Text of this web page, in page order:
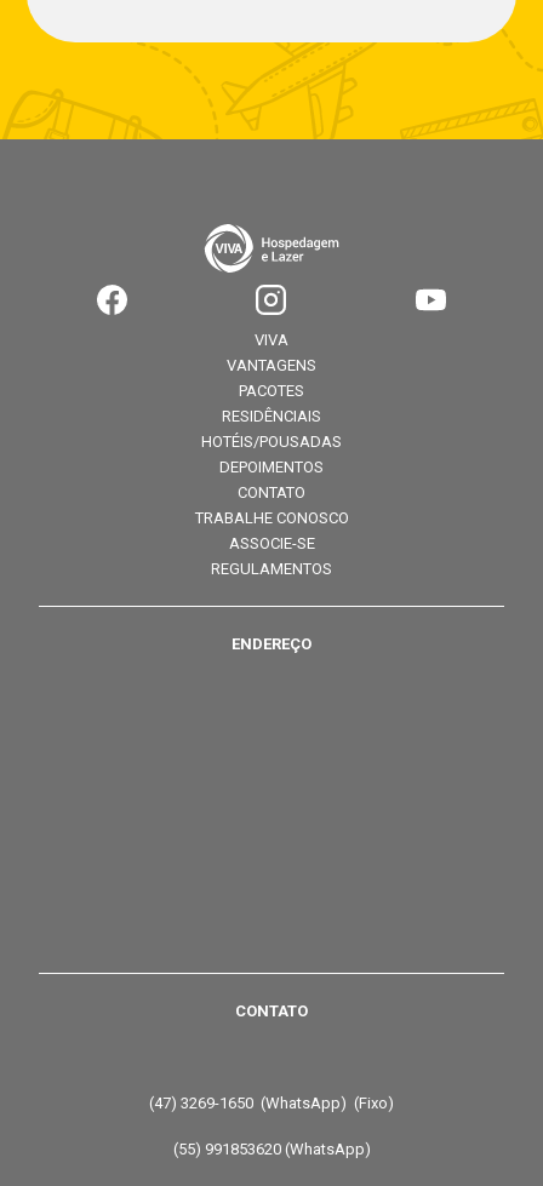
VIVA
VANTAGENS
PACOTES
RESIDÊNCIAIS
HOTÉIS/POUSADAS
DEPOIMENTOS
CONTATO
TRABALHE CONOSCO
ASSOCIE-SE
REGULAMENTOS
ENDEREÇO
CONTATO
(47) 3269-1650 (WhatsApp) (Fixo)
(55) 991853620 (WhatsApp)